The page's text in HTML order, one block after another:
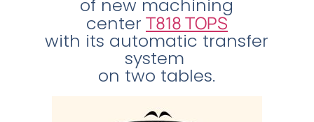
of new machining
center T818 TOPS
with its automatic transfer
system
on two tables.